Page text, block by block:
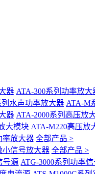
器 ATA-300系列功率放大
水声功率放大器 ATA-M
器 ATA-2000系列高压放
大模块 ATA-M220高压放
率放大器 全部产品 >
小信号放大器 全部产品 >
号源 ATG-3000系列功率